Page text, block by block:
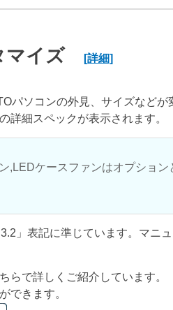
マイズ[詳細]
パソコンの外見、サイズなどが
詳細スペックが表示されます。
,LEDケースファンはオプション
」表記に準じています。マニ
らで詳しくご紹介しています。
できます。